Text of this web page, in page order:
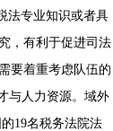
法专业知识或者具
，有利于促进司法
要着重考虑队伍的
与人力资源。域外
19名税务法院法